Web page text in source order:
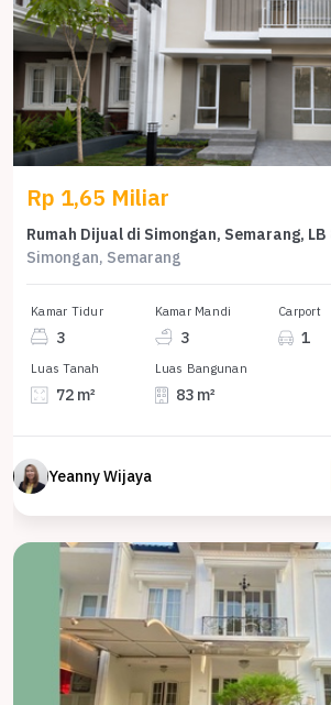
Rp 1,65 Miliar
Simongan, Semarang
Kamar Tidur
3
Kamar Mandi
3
Carport
1
Luas Tanah
72 m²
Luas Bangunan
83 m²
Yeanny Wijaya